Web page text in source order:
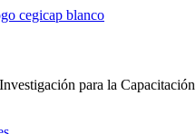
para la Capacitación